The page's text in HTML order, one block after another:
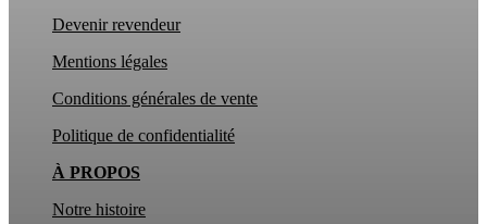
À PROPOS
Notre histoire
Devenir revendeur
Mentions légales
Conditions générales de vente
Politique de confidentialité